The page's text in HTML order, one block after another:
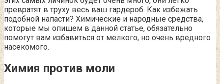
превратят в труху весь ваш гардероб. Как избежать
подобной напасти? Химические и народные средства,
которые мы опишем в данной статье, обязательно
помогут вам избавиться от мелкого, но очень вредного
насекомого.
Химия против моли